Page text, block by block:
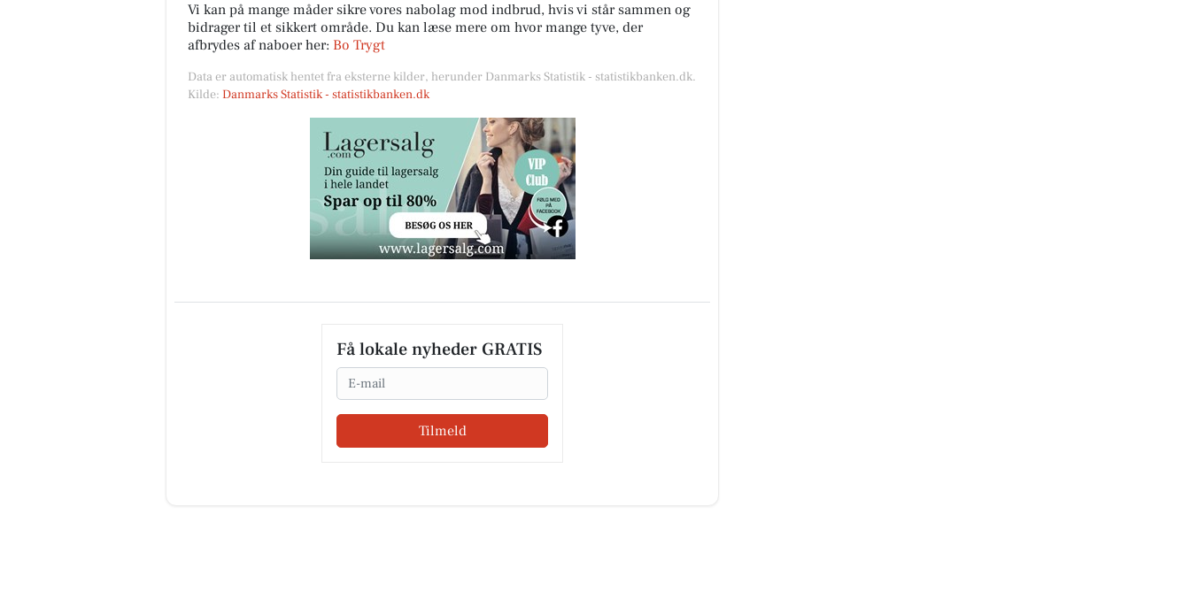
Vi kan på mange måder sikre vores nabolag mod indbrud, hvis vi står sammen og
bidrager til et sikkert område. Du kan læse mere om hvor mange tyve, der
afbrydes af naboer her: Bo Trygt
Data er automatisk hentet fra eksterne kilder, herunder Danmarks Statistik - statistikbanken.dk.
Kilde: Danmarks Statistik - statistikbanken.dk
Få lokale nyheder GRATIS
Email
Tilmeld